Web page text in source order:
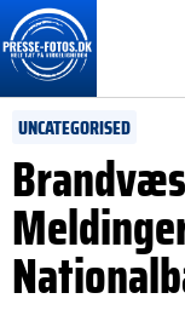
UNCATEGORISED